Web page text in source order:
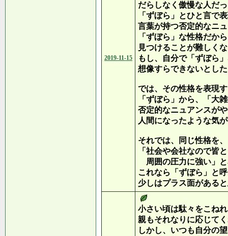
2019-11-15
だらしなく傲慢な人だ
「ずぼら」とひと言で
言葉が持つ否定的なニ
「ずぼら」な性格だか
見つけることが難しく
もし、自分で「ずぼら
想像すらできないとし
では、その性格を表現
「ずぼら」から、「大
否定的なニュアンスが
人間になったような気
それでは、同じ性格を、
「社会や会社なので皆
周囲の圧力に強い」
これなら「ずぼら」と
少しはプラス面がある
小さい頃は駄々をこね
親もそれなりに応じて
しかし、いつも自分の